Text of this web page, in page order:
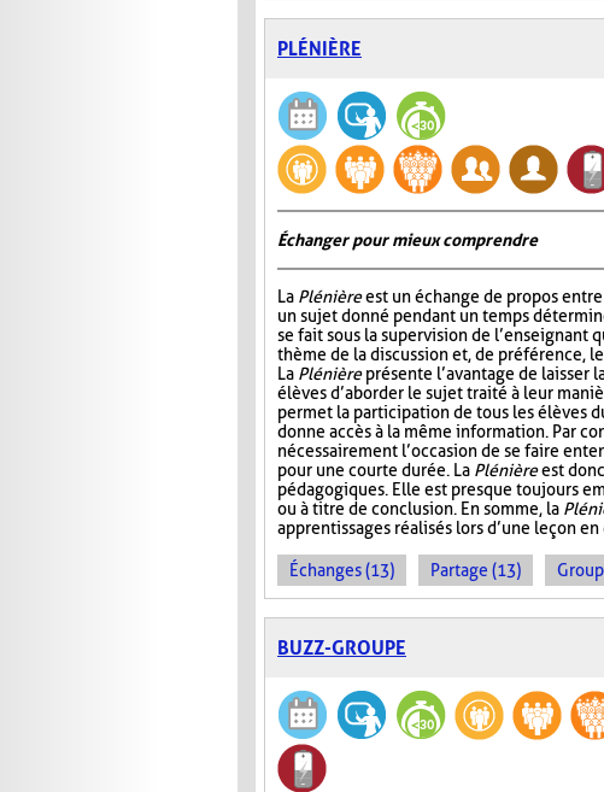
PLÉNIÈRE
Échanger pour mieux comprendre
La Plénièreest un échange de propos
un sujet donné pendant un temps
se fait sous la supervision de l’enseignant
thème de la discussion et, de préférence,
La Plénièreprésente l’avantage de laisser
élèves d’aborder le sujet traité à leur
permet la participation de tous les élèves
donne accès à la même information. Par
nécessairement l’occasion de se faire
pour une courte durée. La Plénièreest
pédagogiques. Elle est presque toujours
ou à titre de conclusion. En somme, la
apprentissages réalisés lors d’une leçon
Échanges (13) Partage (13)
BUZZ-GROUPE